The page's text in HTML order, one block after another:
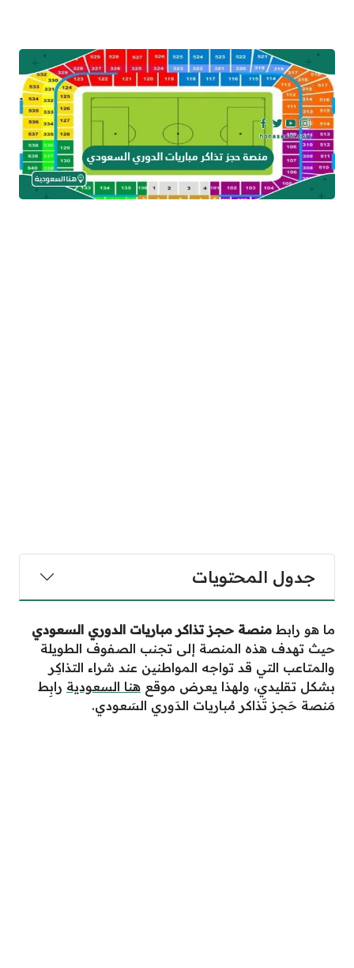
جدول المحتويات
ما هو رابط منصة حجز تذاكر مباريات الدوري السعودي
حيث تهدف هذه المنصة إلى تجنب الصفوف الطويلة
والمتاعب التي قد تواجه المواطنين عند شراء التذاكِر
بشكل تقليدي، ولهذا يعرض موقع هنا السعودية رابِط
مَنصة حَجز تَذاكر مُباريات الدَوري السَعودي.